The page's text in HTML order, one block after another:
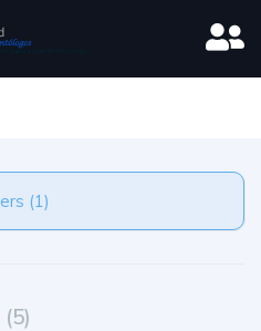
Filters (1)
(5)